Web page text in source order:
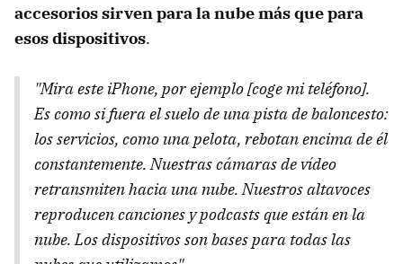
accesorios sirven para la nube más que para
esos dispositivos.
"Mira este iPhone, por ejemplo [coge mi teléfono].
Es como si fuera el suelo de una pista de baloncesto:
los servicios, como una pelota, rebotan encima de él
constantemente. Nuestras cámaras de vídeo
retransmiten hacia una nube. Nuestros altavoces
reproducen canciones y podcasts que están en la
nube. Los dispositivos son bases para todas las